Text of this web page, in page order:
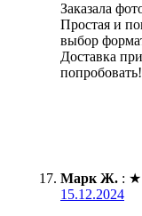
Заказала
Простая и
выбор
Доставка
попробовать!
Марк Ж. : ★
15.12.2024